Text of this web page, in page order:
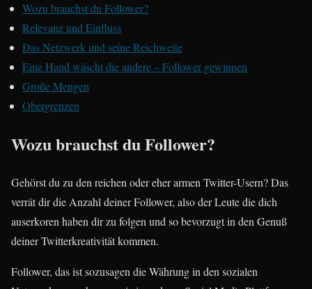
Wozu brauchst du Follower?
Relevanz und Einfluss
Das Netzwerk und seine Reichweite
Eine Hand wäscht die andere – Follower gewinnen
Große Mengen
Obergrenzen
Wozu brauchst du Follower?
Gehörst du zu den reichen oder eher armen Twitter-Usern? Das
verrät dir die Anzahl deiner Follower, also der Leute die dich
auserkoren haben dir zu folgen und so bevorzugt in den Genuß
deiner Twitterkreativität kommen.
Follower, das ist sozusagen die Währung in den sozialen